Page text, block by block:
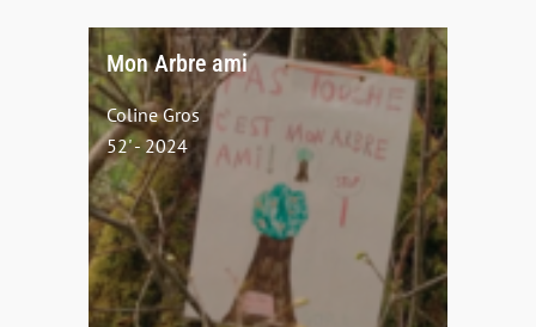
Mon Arbre ami
Coline Gros
52' - 2024